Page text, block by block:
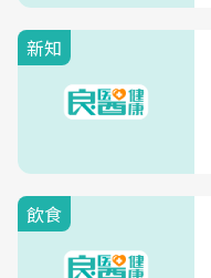
新知
飲食